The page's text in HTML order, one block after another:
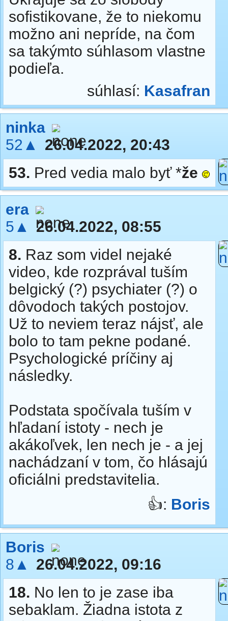
sofistikovane, že to niekomu
možno ani nepríde, na čom
sa takýmto súhlasom vlastne
podieľa.
súhlasí: Kasafran
ninka
52▲
26.04.2022, 20:43
53. Pred vedia malo byť *že
era
5▲
26.04.2022, 08:55
8. Raz som videl nejaké
video, kde rozprával tuším
belgický (?) psychiater (?) o
dôvodoch takých postojov.
Už to neviem teraz nájsť, ale
bolo to tam pekne podané.
Psychologické príčiny aj
následky.
Podstata spočívala tuším v
hľadaní istoty - nech je
akákoľvek, len nech je - a jej
nachádzaní v tom, čo hlásajú
oficiálni predstavitelia.
👍: Boris
Boris
8▲
26.04.2022, 09:16
18. No len to je zase iba
sebaklam. Žiadna istota z